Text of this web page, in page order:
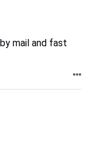
mail and fast